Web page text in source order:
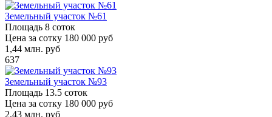
Земельный участок №61
Площадь 8 соток
Цена за сотку 180 000 руб
1,44 млн. руб
637
Земельный участок №93
Площадь 13.5 соток
Цена за сотку 180 000 руб
2,43 млн. руб